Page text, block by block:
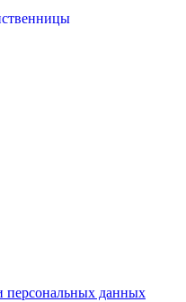
персональных данных